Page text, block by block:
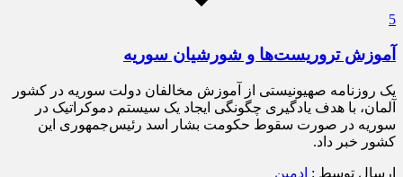
5
آموزش تروریست‌ها و شورشیان سوریه
یک روزنامه صهیونیستی از آموزش مخالفان دولت سوریه در کشور
آلمان، با هدف یادگیری چگونگی ایجاد یک سیستم دموکراتیک در
سوریه در صورت سقوط حکومت بشار اسد رئیس‌جمهوری این
کشور خبر داد.
ارسال توسط : ادمین